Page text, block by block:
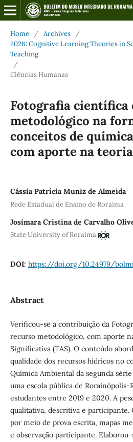
Home / Archives
/
2026: Cognitive Learning Theories in
Teaching
/
Ciências Humanas
Fotografia científica
metodológico na
conceitos de
com aporte na
Cássia Patrícia Muniz de Almeida
Rede Estadual de Ensino de Roraima
Josimara Cristina de Carvalho
State University of Roraima
DOI: https://doi.org/10.24979/
Abstract
Verificou-se a contribuição da
recurso metodológico, com aporte
Significativa (TAS). O conteúdo
qualidade dos recursos hídricos no
Química Ambiental da segunda
uma escola pública de Rorainópolis-
estudantes entre 2019 e 2020. A
qualitativa, descritiva e participante.
por meio de prova escrita, mapas
e observação participante.